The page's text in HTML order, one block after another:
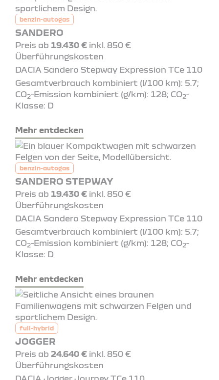
benzin-autogas
SANDERO
Preis ab 19.430 € inkl. 850 €
Überführungskosten
DACIA Sandero Stepway Expression TCe 110
Gesamtverbrauch kombiniert (l/100 km): 5.7;
CO2-Emission kombiniert (g/km): 128; CO2-
Klasse: D
Mehr entdecken
benzin-autogas
SANDERO STEPWAY
Preis ab 19.430 € inkl. 850 €
Überführungskosten
DACIA Sandero Stepway Expression TCe 110
Gesamtverbrauch kombiniert (l/100 km): 5.7;
CO2-Emission kombiniert (g/km): 128; CO2-
Klasse: D
Mehr entdecken
full-hybrid
JOGGER
Preis ab 24.640 € inkl. 850 €
Überführungskosten